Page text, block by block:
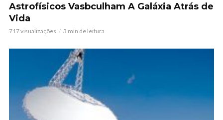
Astrofísicos Vasbculham A Galáxia Atrás de
Vida
717 visualizações 3 min de leitura